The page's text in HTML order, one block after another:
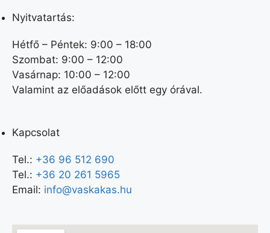
Nyitvatartás:
Hétfő – Péntek: 9:00 – 18:00
Szombat: 9:00 – 12:00
Vasárnap: 10:00 – 12:00
Valamint az előadások előtt egy órával.
Kapcsolat
Tel.: +36 96 512 690
Tel.: +36 20 261 5965
Email: info@vaskakas.hu